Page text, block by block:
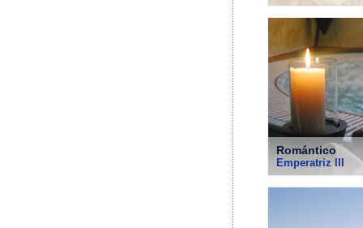
Romántico
Emperatriz III